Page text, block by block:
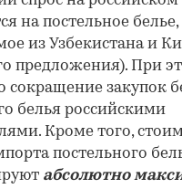
на постельное белье,
из Узбекистана и
предложения). При
сокращение закупок
белья российскими
Кроме того,
постельного
абсолютно